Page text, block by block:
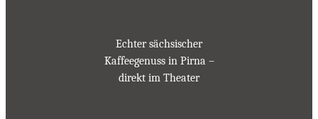
Echter sächsischer
Kaffeegenuss in Pirna –
direkt im Theater